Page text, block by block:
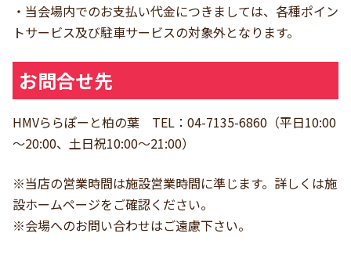
・当会場内でのお支払い代金につきましては、各種ポイン
トサービス及び駐車サービスの対象外となります。
お問合せ先
HMVららぽーと柏の葉 TEL：04-7135-6860（平日10:00
～20:00、土日祝10:00～21:00）
※当店の営業時間は施設営業時間に準じます。詳しくは施
設ホームページをご確認ください。
※会場へのお問い合わせはご遠慮下さい。